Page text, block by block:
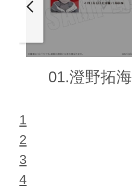
01.澄野拓海
1
2
3
4